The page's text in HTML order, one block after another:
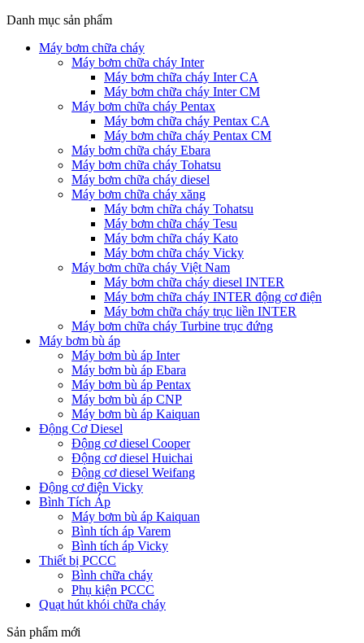
Danh mục sản phẩm
Máy bơm chữa cháy
Máy bơm chữa cháy Inter
Máy bơm chữa cháy Inter CA
Máy bơm chữa cháy Inter CM
Máy bơm chữa cháy Pentax
Máy bơm chữa cháy Pentax CA
Máy bơm chữa cháy Pentax CM
Máy bơm chữa cháy Ebara
Máy bơm chữa cháy Tohatsu
Máy bơm chữa cháy diesel
Máy bơm chữa cháy xăng
Máy bơm chữa cháy Tohatsu
Máy bơm chữa cháy Tesu
Máy bơm chữa cháy Kato
Máy bơm chữa cháy Vicky
Máy bơm chữa cháy Việt Nam
Máy bơm chữa cháy diesel INTER
Máy bơm chữa cháy INTER động cơ điện
Máy bơm chữa cháy trục liền INTER
Máy bơm chữa cháy Turbine trục đứng
Máy bơm bù áp
Máy bơm bù áp Inter
Máy bơm bù áp Ebara
Máy bơm bù áp Pentax
Máy bơm bù áp CNP
Máy bơm bù áp Kaiquan
Động Cơ Diesel
Động cơ diesel Cooper
Động cơ diesel Huichai
Động cơ diesel Weifang
Động cơ điện Vicky
Bình Tích Áp
Máy bơm bù áp Kaiquan
Bình tích áp Varem
Bình tích áp Vicky
Thiết bị PCCC
Bình chữa cháy
Phụ kiện PCCC
Quạt hút khói chữa cháy
Sản phẩm mới